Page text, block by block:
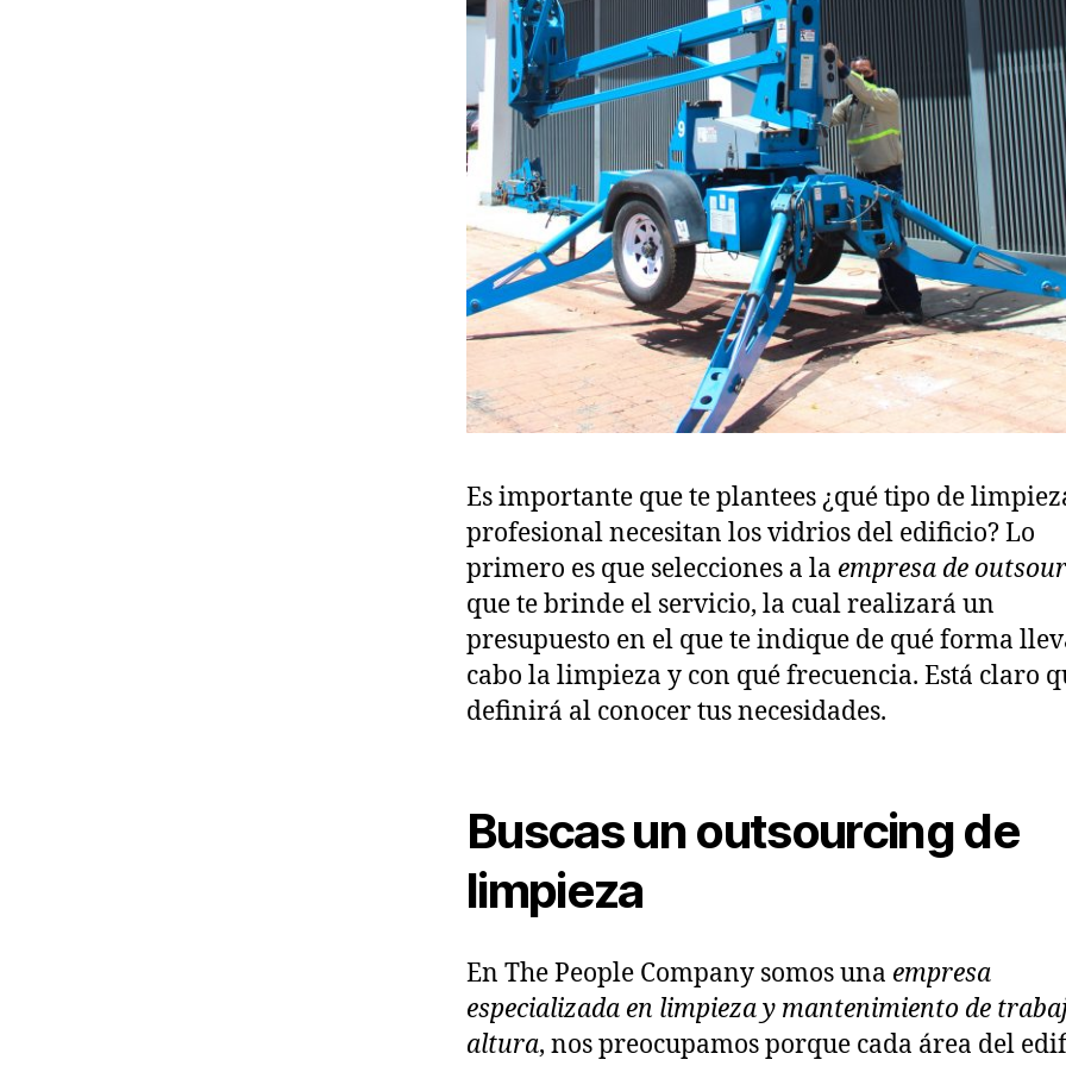
Es importante que te plantees ¿qué tipo de
profesional necesitan los vidrios del edificio? Lo
primero es que selecciones a la empresa de
que te brinde el servicio, la cual realizará un
presupuesto en el que te indique de qué forma
cabo la limpieza y con qué frecuencia. Está claro
definirá al conocer tus necesidades.
Buscas un outsourcing de
limpieza
En The People Company somos una empresa
especializada en limpieza y mantenimiento de
altura, nos preocupamos porque cada área del